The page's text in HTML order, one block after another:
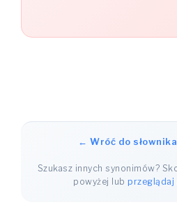
← Wróć do
Szukasz innych synonimów?
powyżej lubprzeglądaj